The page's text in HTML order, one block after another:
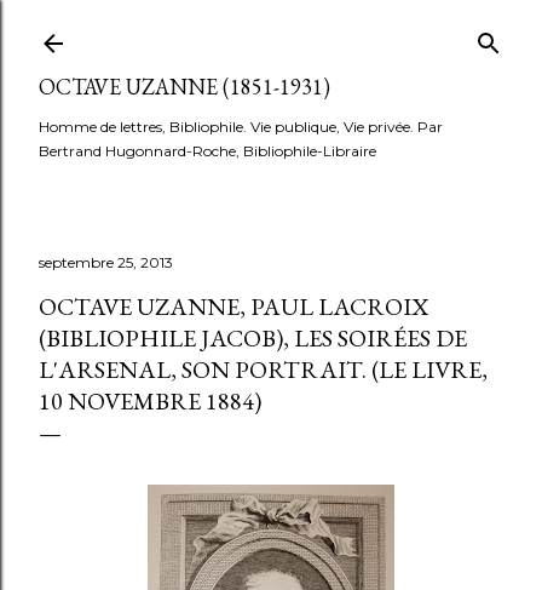
OCTAVE UZANNE (1851-1931)
Homme de lettres, Bibliophile. Vie publique, Vie privée. Par
Bertrand Hugonnard-Roche, Bibliophile-Libraire
septembre 25, 2013
OCTAVE UZANNE, PAUL LACROIX
(BIBLIOPHILE JACOB), LES SOIRÉES DE
L'ARSENAL, SON PORTRAIT. (LE LIVRE,
10 NOVEMBRE 1884)